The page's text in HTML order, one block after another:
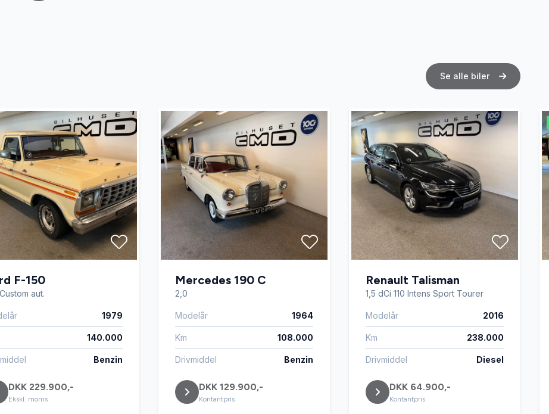
Se alle biler
F-150
aut.
1979
140.000
Benzin
DKK 229.900,-
Ekskl. moms
Mercedes 190 C
2,0
Modelår 1964
Km 108.000
Drivmiddel Benzin
DKK 129.900,-
Kontantpris
Renault Talisman
1,5 dCi 110 Intens Sport Tourer
Modelår 2016
Km 238.000
Drivmiddel Diesel
DKK 64.900,-
Kontantpris